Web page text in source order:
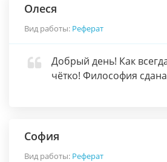
Олеся
Вид работы: Реферат
Добрый день! Как
чётко! Философия
София
Вид работы: Реферат